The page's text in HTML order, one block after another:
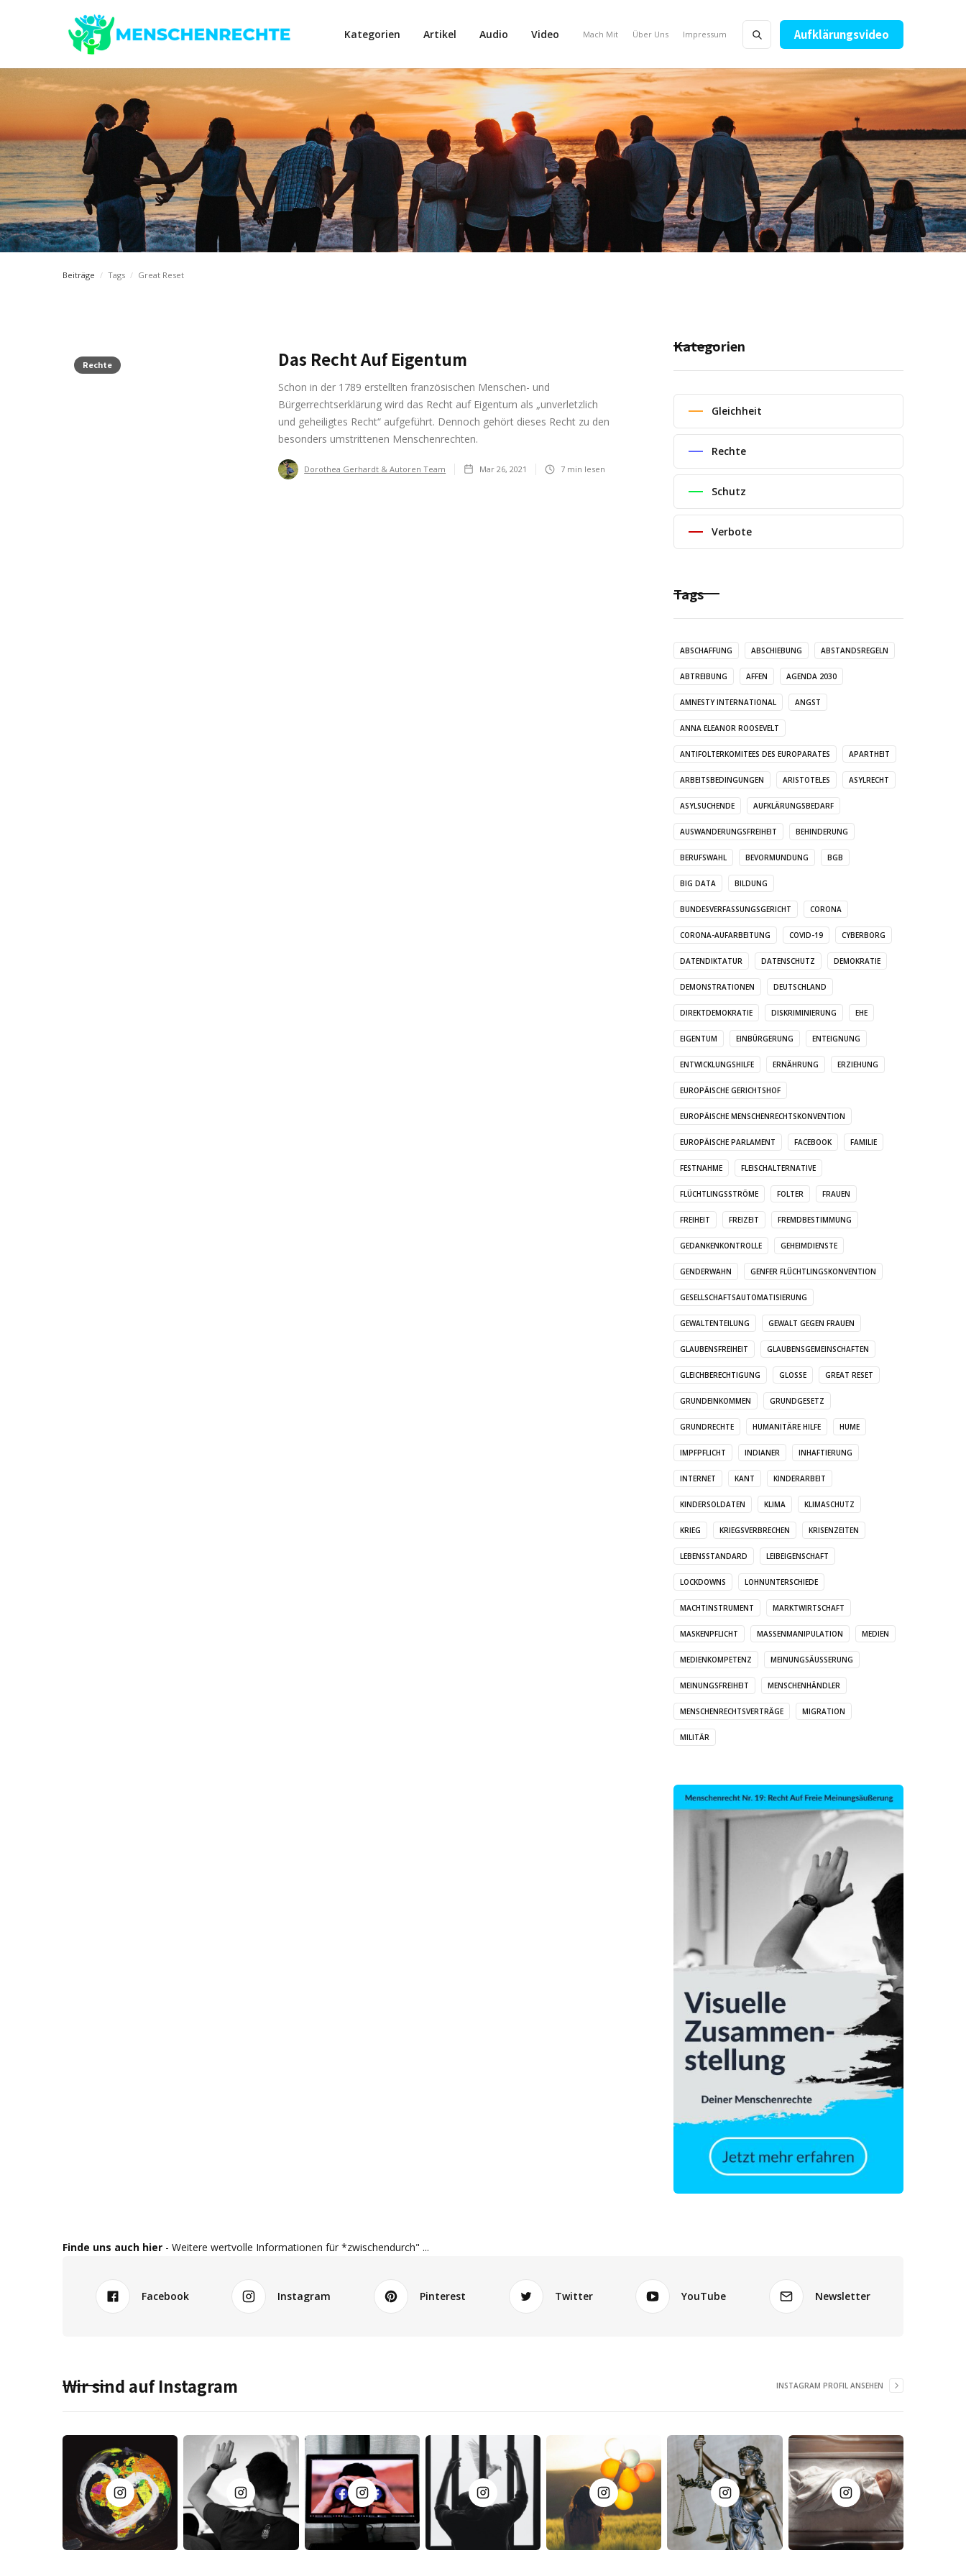
Kategorien Artikel Audio Video Mach Mit Über Uns Impressum Aufklärungsvideo
Beiträge / Tags / Great Reset
Rechte Das Recht Auf Eigentum
Schon in der 1789 erstellten französischen Menschen- und
Bürgerrechtserklärung wird das Recht auf Eigentum als „unverletzlich
und geheiligtes Recht“ aufgeführt. Dennoch gehört dieses Recht zu den
besonders umstrittenen Menschenrechten.
Dorothea Gerhardt & Autoren Team Mar 26, 2021 7 min lesen
Kategorien
Gleichheit
Rechte
Schutz
Verbote
Tags
ABSCHAFFUNG ABSCHIEBUNG ABSTANDSREGELN
ABTREIBUNG AFFEN AGENDA 2030
AMNESTY INTERNATIONAL ANGST
ANNA ELEANOR ROOSEVELT
ANTIFOLTERKOMITEES DES EUROPARATES APARTHEIT
ARBEITSBEDINGUNGEN ARISTOTELES ASYLRECHT
ASYLSUCHENDE AUFKLÄRUNGSBEDARF
AUSWANDERUNGSFREIHEIT BEHINDERUNG
BERUFSWAHL BEVORMUNDUNG BGB
BIG DATA BILDUNG
BUNDESVERFASSUNGSGERICHT CORONA
CORONA-AUFARBEITUNG COVID-19 CYBERBORG
DATENDIKTATUR DATENSCHUTZ DEMOKRATIE
DEMONSTRATIONEN DEUTSCHLAND
DIREKTDEMOKRATIE DISKRIMINIERUNG EHE
EIGENTUM EINBÜRGERUNG ENTEIGNUNG
ENTWICKLUNGSHILFE ERNÄHRUNG ERZIEHUNG
EUROPÄISCHE GERICHTSHOF
EUROPÄISCHE MENSCHENRECHTSKONVENTION
EUROPÄISCHE PARLAMENT FACEBOOK FAMILIE
FESTNAHME FLEISCHALTERNATIVE
FLÜCHTLINGSSTRÖME FOLTER FRAUEN
FREIHEIT FREIZEIT FREMDBESTIMMUNG
GEDANKENKONTROLLE GEHEIMDIENSTE
GENDERWAHN GENFER FLÜCHTLINGSKONVENTION
GESELLSCHAFTSAUTOMATISIERUNG
GEWALTENTEILUNG GEWALT GEGEN FRAUEN
GLAUBENSFREIHEIT GLAUBENSGEMEINSCHAFTEN
GLEICHBERECHTIGUNG GLOSSE GREAT RESET
GRUNDEINKOMMEN GRUNDGESETZ
GRUNDRECHTE HUMANITÄRE HILFE HUME
IMPFPFLICHT INDIANER INHAFTIERUNG
INTERNET KANT KINDERARBEIT
KINDERSOLDATEN KLIMA KLIMASCHUTZ
KRIEG KRIEGSVERBRECHEN KRISENZEITEN
LEBENSSTANDARD LEIBEIGENSCHAFT
LOCKDOWNS LOHNUNTERSCHIEDE
MACHTINSTRUMENT MARKTWIRTSCHAFT
MASKENPFLICHT MASSENMANIPULATION MEDIEN
MEDIENKOMPETENZ MEINUNGSÄUSSERUNG
MEINUNGSFREIHEIT MENSCHENHÄNDLER
MENSCHENRECHTSVERTRÄGE MIGRATION
MILITÄR
Finde uns auch hier - Weitere wertvolle Informationen für *zwischendurch" ...
Facebook Instagram Pinterest Twitter YouTube Newsletter
Wir sind auf Instagram INSTAGRAM PROFIL ANSEHEN